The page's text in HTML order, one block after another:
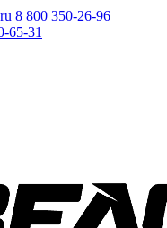
8 800 350-26-96
65-31